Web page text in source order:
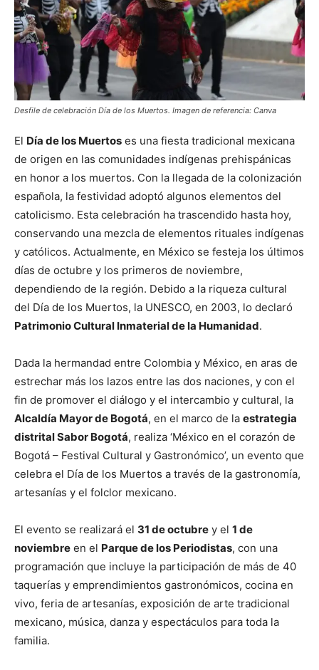
Desfile de celebración Día de los Muertos. Imagen de referencia: Canva
El Día de los Muertos es una fiesta tradicional mexicana
de origen en las comunidades indígenas prehispánicas
en honor a los muertos. Con la llegada de la colonización
española, la festividad adoptó algunos elementos del
catolicismo. Esta celebración ha trascendido hasta hoy,
conservando una mezcla de elementos rituales indígenas
y católicos. Actualmente, en México se festeja los últimos
días de octubre y los primeros de noviembre,
dependiendo de la región. Debido a la riqueza cultural
del Día de los Muertos, la UNESCO, en 2003, lo declaró
Patrimonio Cultural Inmaterial de la Humanidad.
Dada la hermandad entre Colombia y México, en aras de
estrechar más los lazos entre las dos naciones, y con el
fin de promover el diálogo y el intercambio y cultural, la
Alcaldía Mayor de Bogotá, en el marco de la estrategia
distrital Sabor Bogotá, realiza ‘México en el corazón de
Bogotá – Festival Cultural y Gastronómico’, un evento que
celebra el Día de los Muertos a través de la gastronomía,
artesanías y el folclor mexicano.
El evento se realizará el 31 de octubre y el 1 de
noviembre en el Parque de los Periodistas, con una
programación que incluye la participación de más de 40
taquerías y emprendimientos gastronómicos, cocina en
vivo, feria de artesanías, exposición de arte tradicional
mexicano, música, danza y espectáculos para toda la
familia.